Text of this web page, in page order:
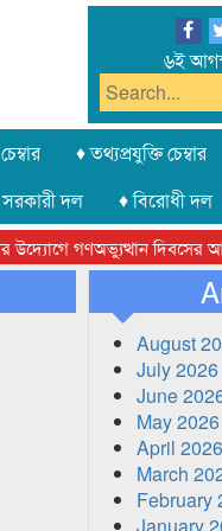
৬ই
♦ তথ্যপ্রযুক্তি চেম্বার
দল ♦ বিরোধী দল
গণঅভ্যুত্থান দিবসের
August
July 2026
June
May 2026
April 2026
March
February